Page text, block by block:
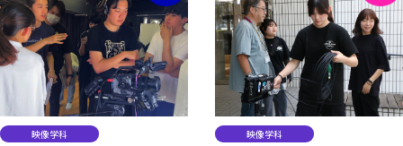
映像学科 映像学科